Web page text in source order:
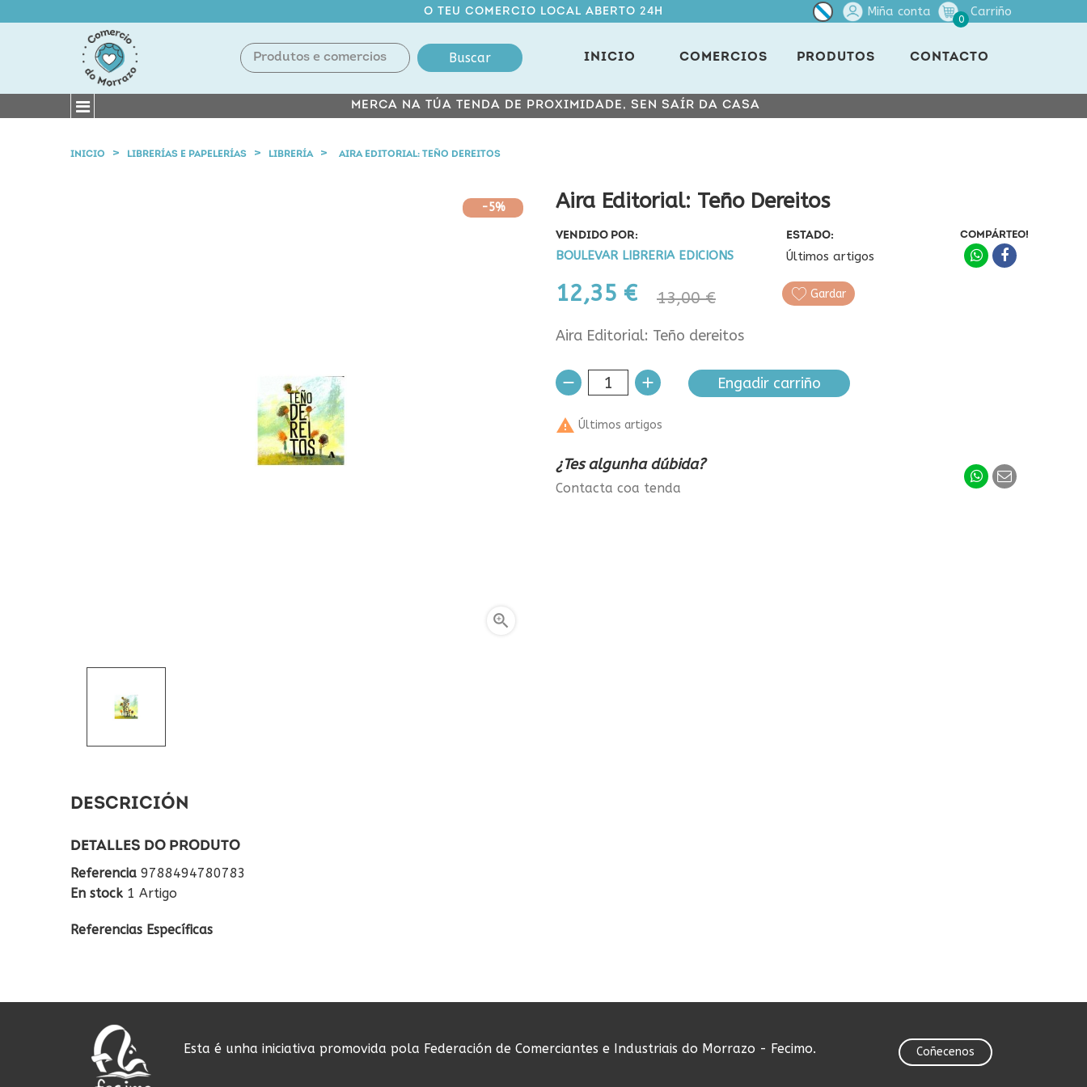
O TEU COMERCIO LOCAL ABERTO 24H Miña conta
0
Carriño
Buscar INICIO COMERCIOS PRODUTOS CONTACTO
MERCA NA TÚA TENDA DE PROXIMIDADE, SEN SAÍR DA CASA
INICIO LIBRERÍAS E PAPELERÍAS LIBRERÍA AIRA EDITORIAL: TEÑO DEREITOS
-5%

Aira Editorial: Teño Dereitos
VENDIDO POR:
BOULEVAR LIBRERIA EDICIONS
ESTADO:
Últimos artigos
12,35 € 13,00 €
COMPÁRTEO!
Gardar
Aira Editorial: Teño dereitos
Engadir carriño
 Últimos artigos
¿Tes algunha dúbida?
Contacta coa tenda
DESCRICIÓN
DETALLES DO PRODUTO
Referencia 9788494780783
En stock 1 Artigo
Referencias Específicas
Esta é unha iniciativa promovida pola Federación de Comerciantes e Industriais do Morrazo - Fecimo. Coñecenos